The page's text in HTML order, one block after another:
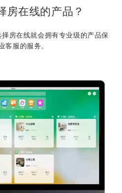
房在线的产品？
房在线就会拥有专业级的产品保
客服的服务。